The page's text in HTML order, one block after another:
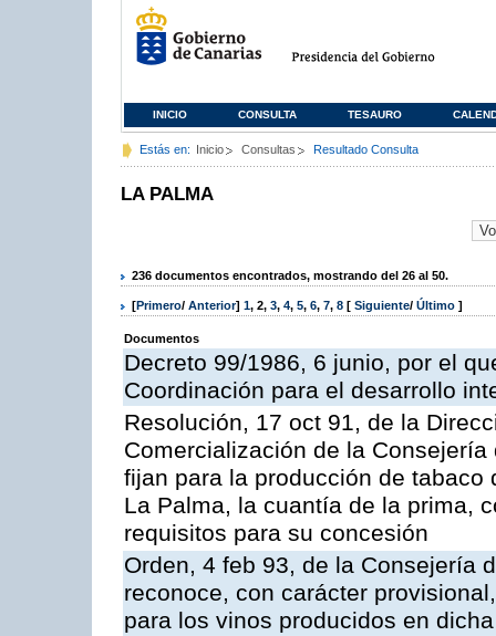
INICIO CONSULTA TESAURO
Estás en: Inicio Consultas Resultado Consulta
LA PALMA
236 documentos encontrados, mostrando del 26 al 50.
[Primero/ Anterior] 1, 2, 3, 4, 5, 6, 7, 8 [ Siguiente/ Último ]
Documentos
Decreto 99/1986, 6 junio, por el
Coordinación para el desarrollo
Resolución, 17 oct 91, de la
Comercialización de la
fijan para la producción de
La Palma, la cuantía de la prima,
requisitos para su concesión
Orden, 4 feb 93, de la Consejería
reconoce, con carácter
para los vinos producidos en